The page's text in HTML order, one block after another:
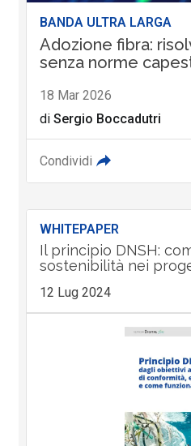
BANDA ULTRA LARGA
Adozione fibra:
senza norme
18 Mar 2026
di Sergio Boccadutri
Condividi
WHITEPAPER
Il principio DNSH:
sostenibilità nei
12 Lug 2024